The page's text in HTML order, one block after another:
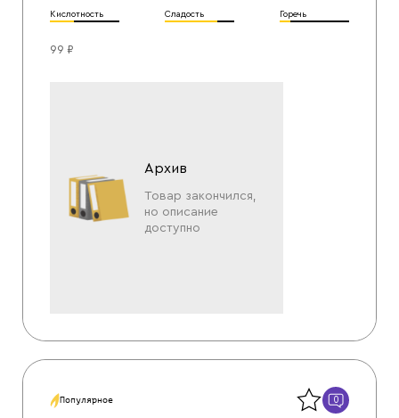
Кислотность Сладость Горечь
99 ₽
Архив
Товар закончился,
но описание
доступно
Популярное 0